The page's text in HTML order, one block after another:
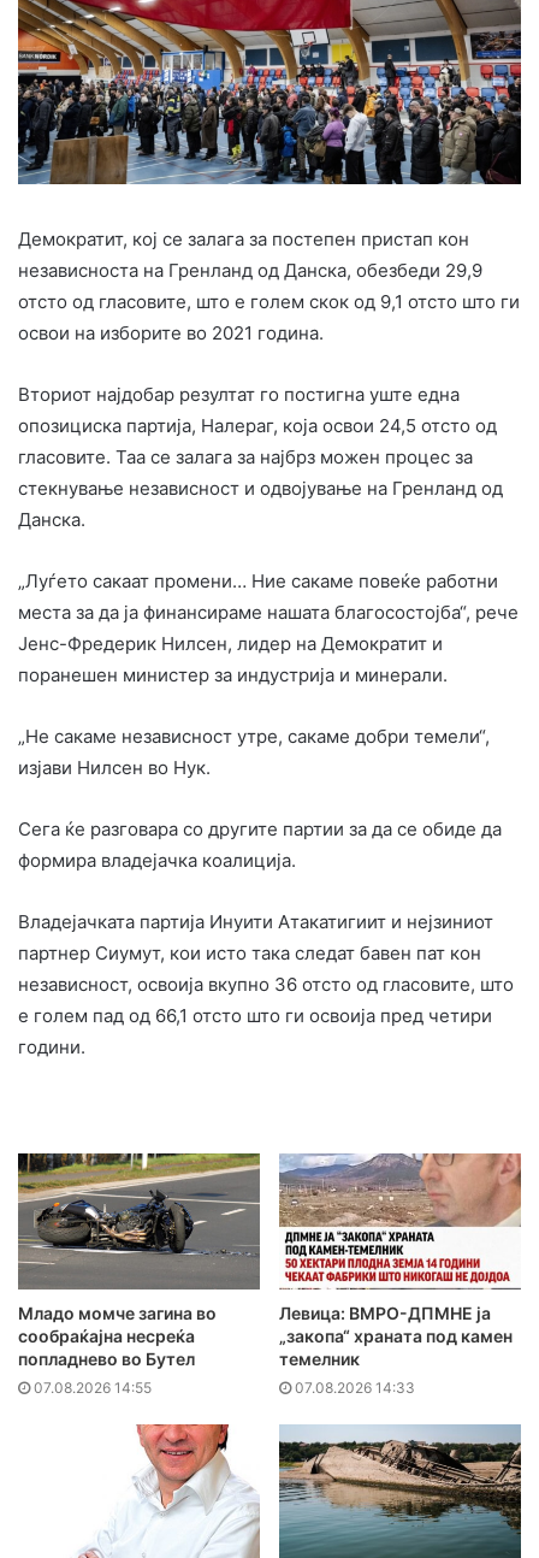
Демократит, кој се залага за постепен пристап кон
независноста на Гренланд од Данска, обезбеди 29,9
отсто од гласовите, што е голем скок од 9,1 отсто што ги
освои на изборите во 2021 година.
Вториот најдобар резултат го постигна уште една
опозициска партија, Налераг, која освои 24,5 отсто од
гласовите. Таа се залага за најбрз можен процес за
стекнување независност и одвојување на Гренланд од
Данска.
„Луѓето сакаат промени… Ние сакаме повеќе работни
места за да ја финансираме нашата благосостојба“, рече
Јенс-Фредерик Нилсен, лидер на Демократит и
поранешен министер за индустрија и минерали.
„Не сакаме независност утре, сакаме добри темели“,
изјави Нилсен во Нук.
Сега ќе разговара со другите партии за да се обиде да
формира владејачка коалиција.
Владејачката партија Инуити Атакатигиит и нејзиниот
партнер Сиумут, кои исто така следат бавен пат кон
независност, освоија вкупно 36 отсто од гласовите, што
е голем пад од 66,1 отсто што ги освоија пред четири
години.
Младо момче загина во
сообраќајна несреќа
попладнево во Бутел
07.08.2026 14:55
Левица: ВМРО-ДПМНЕ ја
„закопа“ храната под камен
темелник
07.08.2026 14:33